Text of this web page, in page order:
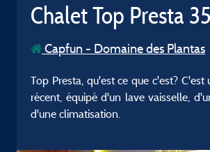
Chalet Top Presta
Capfun - Domaine des Plantas
Top Presta, qu'est ce que c'est?
récent, équipé d'un lave vaisselle,
d'une climatisation.